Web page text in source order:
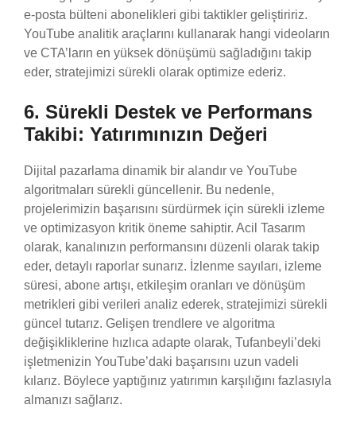
e-posta bülteni abonelikleri gibi taktikler geliştiririz.
YouTube analitik araçlarını kullanarak hangi videoların
ve CTA’ların en yüksek dönüşümü sağladığını takip
eder, stratejimizi sürekli olarak optimize ederiz.
6. Sürekli Destek ve Performans
Takibi: Yatırımınızın Değeri
Dijital pazarlama dinamik bir alandır ve YouTube
algoritmaları sürekli güncellenir. Bu nedenle,
projelerimizin başarısını sürdürmek için sürekli izleme
ve optimizasyon kritik öneme sahiptir. Acil Tasarım
olarak, kanalınızın performansını düzenli olarak takip
eder, detaylı raporlar sunarız. İzlenme sayıları, izleme
süresi, abone artışı, etkileşim oranları ve dönüşüm
metrikleri gibi verileri analiz ederek, stratejimizi sürekli
güncel tutarız. Gelişen trendlere ve algoritma
değişikliklerine hızlıca adapte olarak, Tufanbeyli’deki
işletmenizin YouTube’daki başarısını uzun vadeli
kılarız. Böylece yaptığınız yatırımın karşılığını fazlasıyla
almanızı sağlarız.